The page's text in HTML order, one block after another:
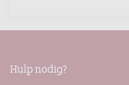
Hulp nodig?